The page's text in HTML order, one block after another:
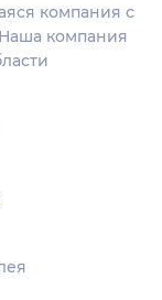
компания с
компания